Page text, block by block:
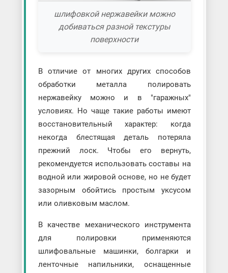
шлифовкой нержавейки можно
добиваться разной текстуры
поверхности
В отличие от многих других способов
обработки металла полировать
нержавейку можно и в "гаражных"
условиях. Но чаще такие работы имеют
восстановительный характер: когда
некогда блестящая деталь потеряла
прежний лоск. Чтобы его вернуть,
рекомендуется использовать составы на
водной или жировой основе, но не будет
зазорным обойтись простым уксусом
или оливковым маслом.
В качестве механического инструмента
для полировки применяются
шлифовальные машинки, болгарки и
ленточные напильники, оснащенные